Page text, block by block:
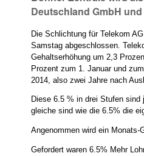
Deutschland GmbH
Die Schlichtung für Telekom
Samstag abgeschlossen.
Gehaltserhöhung um 2,3
Prozent zum 1. Januar und
2014, also zwei Jahre nach
Diese 6.5 % in drei Stufen
gleiche sind wie die 6.5% die
Angenommen wird ein Monats-
Gefordert waren 6.5% Mehr